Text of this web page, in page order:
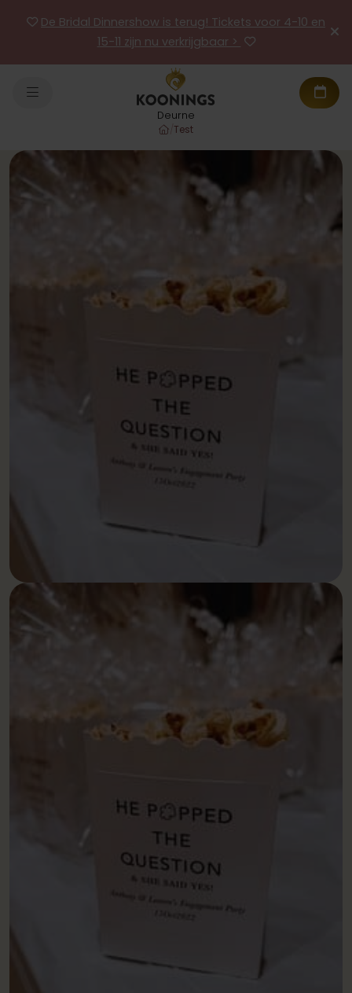
De Bridal Dinnershow is terug! Tickets voor 4-10 en
15-11 zijn nu verkrijgbaar >
Deurne
Test